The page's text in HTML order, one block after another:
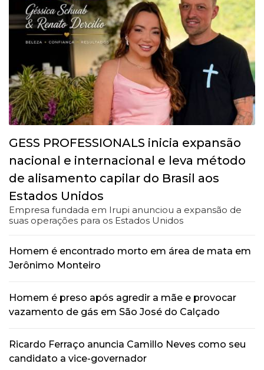
GESS PROFESSIONALS inicia expansão
nacional e internacional e leva método
de alisamento capilar do Brasil aos
Estados Unidos
Empresa fundada em Irupi anunciou a expansão de
suas operações para os Estados Unidos
Homem é encontrado morto em área de mata em
Jerônimo Monteiro
Homem é preso após agredir a mãe e provocar
vazamento de gás em São José do Calçado
Ricardo Ferraço anuncia Camillo Neves como seu
candidato a vice-governador